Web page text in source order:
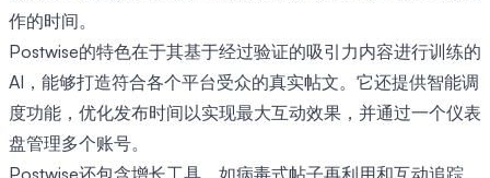
作的时间。
Postwise的特色在于其基于经过验证的吸引力内容进行训练的
AI，能够打造符合各个平台受众的真实帖文。它还提供智能调
度功能，优化发布时间以实现最大互动效果，并通过一个仪表
盘管理多个账号。